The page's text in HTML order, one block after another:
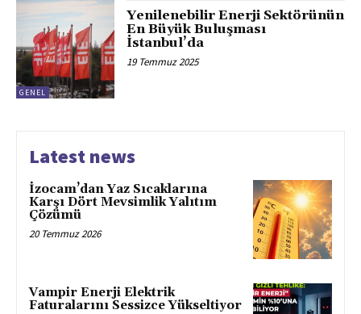
GENEL
Yenilenebilir Enerji Sektörünün
En Büyük Buluşması
İstanbul’da
19 Temmuz 2025
Latest news
İzocam’dan Yaz Sıcaklarına
Karşı Dört Mevsimlik Yalıtım
Çözümü
20 Temmuz 2026
Vampir Enerji Elektrik
Faturalarını Sessizce Yükseltiyor